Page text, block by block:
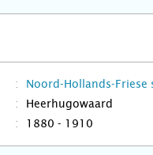
Noord-Hollands-Friese
Heerhugowaard
1880 - 1910